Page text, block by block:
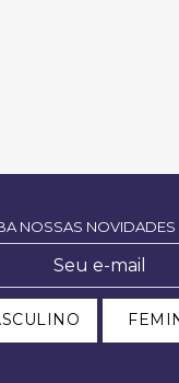
NOSSAS NOVIDADES